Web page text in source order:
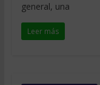
general, una
Leer más